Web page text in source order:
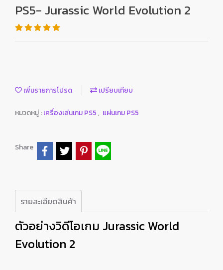
PS5- Jurassic World Evolution 2
เพิ่มรายการโปรด เปรียบเทียบ
หมวดหมู่ :เครื่องเล่นเกม PS5 , แผ่นเกม PS5
Share
รายละเอียดสินค้า
ตัวอย่างวิดีโอเกม Jurassic World
Evolution 2